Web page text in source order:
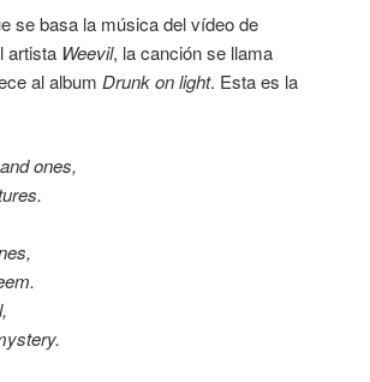
se basa la música del vídeo de
artista Weevil, la canción se llama
al album Drunk on light. Esta es la
ones,